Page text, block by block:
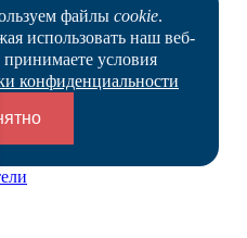
файлы cookie.
использовать наш веб-
принимаете условия
конфиденциальности